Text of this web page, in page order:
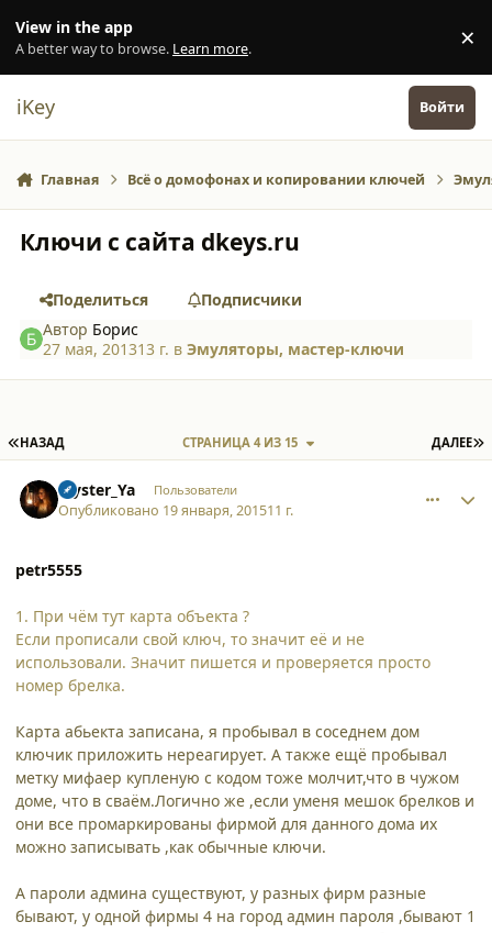
View in the app
A better way to browse. Learn more. ×
iKey Войти
Главная Всё о домофонах и копировании ключей
Ключи с сайта dkeys.ru
Поделиться
Подписчики
Автор Борис
27 мая, 201313 г. вЭмуляторы, мастер-ключи
ПЕРВАЯ СТРАНИЦА
НАЗАД ДАЛЕЕ
СТРАНИЦА 4 ИЗ 15
Myster_Ya Пользователи
Опубликовано 19 января, 201511 г.
petr5555
1. При чём тут карта объекта ?
Если прописали свой ключ, то значит её и не
использовали. Значит пишется и проверяется просто
номер брелка.
Карта абьекта записана, я пробывал в соседнем дом
ключик приложить нереагирует. А также ещё пробывал
метку мифаер купленую с кодом тоже молчит,что в чужом
доме, что в сваём.Логично же ,если уменя мешок брелков и
они все промаркированы фирмой для данного дома их
можно записывать ,как обычные ключи.
А пароли админа существуют, у разных фирм разные
бывают, у одной фирмы 4 на город админ пароля ,бывают 1